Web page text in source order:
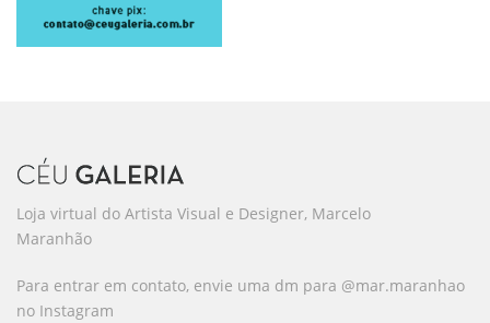
Loja virtual do Artista Visual e Designer, Marcelo
Maranhão
Para entrar em contato, envie uma dm para @mar.maranhao
no Instagram